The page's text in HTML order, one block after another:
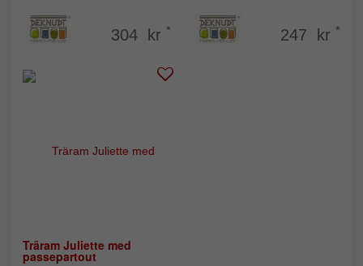
304 kr * 247 kr *
Träram Juliette med
passepartout